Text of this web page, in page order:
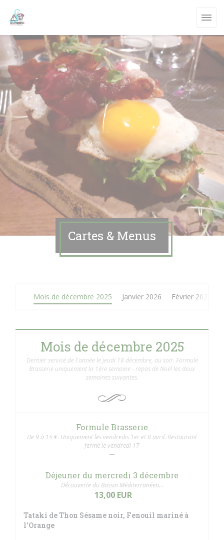
Cartes & Menus
Mois de décembre 2025 Janvier 2026 Février 2026
Mois de décembre 2025
Dernier service de l'année le jeudi 18 décembre, au soir. Formule
Brasserie uniquement la 1ère semaine - repas de Noël les deux
semaines suivantes.
Formule Brasserie
De 9 à 15 €. Uniquement les vendredis 1er et 8 avril. Restaurant
fermé le vendredi 17
Déjeuner du mercredi 3 décembre
Découverte du Bassin Méditerranéen...
13,00 EUR
Tataki de Thon Sésame noir, Fenouil mariné à
l'Orange